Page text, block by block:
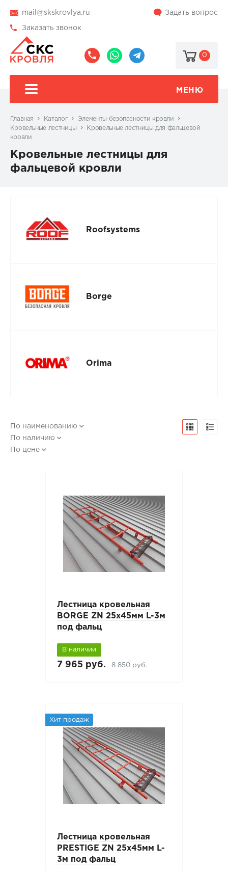
mail@skskrovlya.ru Задать вопрос
Заказать звонок
0
МЕНЮ
Главная Каталог
Элементы безопасности кровли
Кровельные лестницы
Кровельные лестницы для фальцевой
кровли
Кровельные лестницы для
фальцевой кровли
Roofsystems
Borge
Orima
По наименованию
По наличию
По цене
Лестница кровельная
BORGE ZN 25х45мм L-3м
под фальц
В наличии
7 965 руб. 8 850 руб.
Хит продаж
Лестница кровельная
PRESTIGE ZN 25х45мм L-
3м под фальц